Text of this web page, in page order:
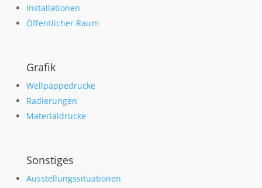
Installationen
Öffentlicher Raum
Grafik
Wellpappedrucke
Radierungen
Materialdrucke
Sonstiges
Ausstellungssituationen